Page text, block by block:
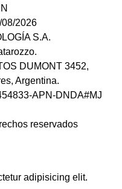
08/2026
S.A.
DUMONT 3452,
Argentina.
APN-DNDA#MJ
reservados
adipisicing elit.